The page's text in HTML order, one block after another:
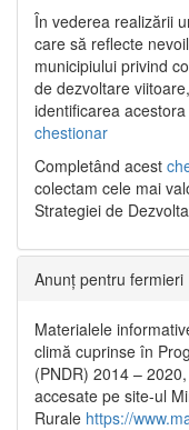
În vederea realizării
care să reflecte
municipiului privind
de dezvoltare
identificarea
chestionar
Completând acest
colectam cele mai
Strategiei de
Anunț pentru fermieri
Materialele
climă cuprinse în
(PNDR) 2014 –
accesate pe site-ul
Rurale https://